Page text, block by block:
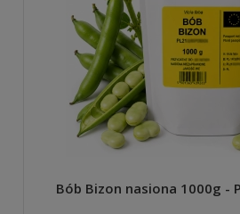
Bób Bizon nasiona 1000g -